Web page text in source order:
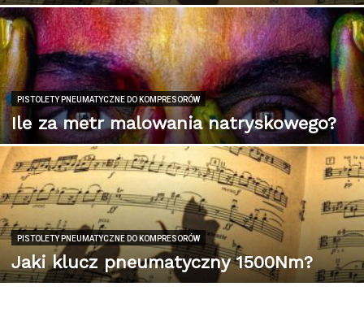
PISTOLETY PNEUMATYCZNE DO KOMPRESORÓW
Ile za metr malowania natryskowego?
PISTOLETY PNEUMATYCZNE DO KOMPRESORÓW
Jaki klucz pneumatyczny 1500Nm?